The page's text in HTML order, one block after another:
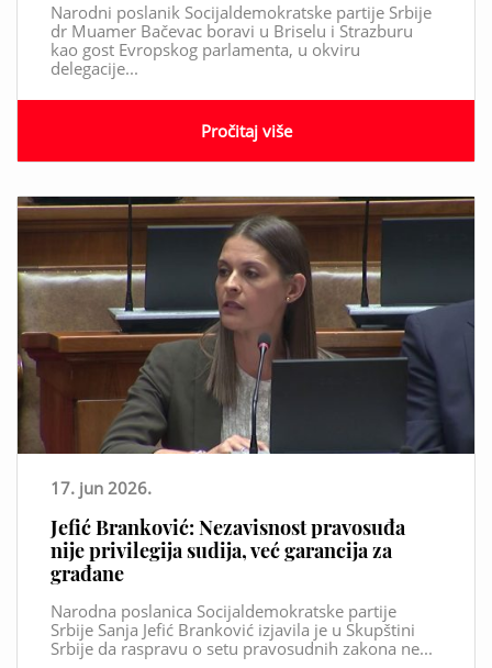
Narodni poslanik Socijaldemokratske partije Srbije
dr Muamer Bačevac boravi u Briselu i Strazburu
kao gost Evropskog parlamenta, u okviru
delegacije...
Pročitaj više
17. jun 2026.
Jefić Branković: Nezavisnost pravosuđa
nije privilegija sudija, već garancija za
građane
Narodna poslanica Socijaldemokratske partije
Srbije Sanja Jefić Branković izjavila je u Skupštini
Srbije da raspravu o setu pravosudnih zakona ne...